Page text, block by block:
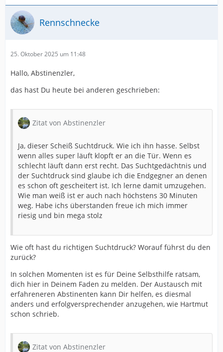
Rennschnecke
25. Oktober 2025 um 11:48
Hallo, Abstinenzler,
das hast Du heute bei anderen geschrieben:
Zitat von Abstinenzler
Ja, dieser Scheiß Suchtdruck. Wie ich ihn hasse. Selbst
wenn alles super läuft klopft er an die Tür. Wenn es
schlecht läuft dann erst recht. Das Suchtgedächtnis und
der Suchtdruck sind glaube ich die Endgegner an denen
es schon oft gescheitert ist. Ich lerne damit umzugehen.
Wie man weiß ist er auch nach höchstens 30 Minuten
weg. Habe ichs überstanden freue ich mich immer
riesig und bin mega stolz
Wie oft hast du richtigen Suchtdruck? Worauf führst du den
zurück?
In solchen Momenten ist es für Deine Selbsthilfe ratsam,
dich hier in Deinem Faden zu melden. Der Austausch mit
erfahreneren Abstinenten kann Dir helfen, es diesmal
anders und erfolgversprechender anzugehen, wie Hartmut
schon schrieb.
Zitat von Abstinenzler